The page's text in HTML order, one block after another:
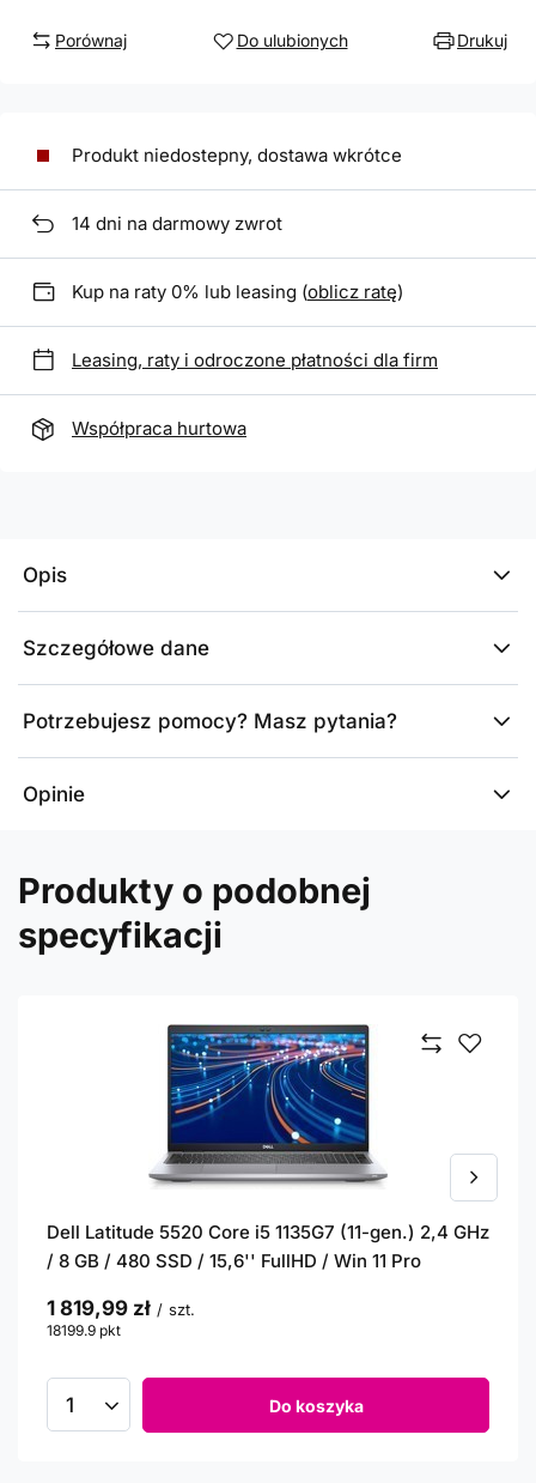
Porównaj Do ulubionych Drukuj
Produkt niedostepny, dostawa wkrótce
14 dni na darmowy zwrot
Kup na raty 0% lub leasing (oblicz ratę)
Leasing, raty i odroczone płatności dla firm
Współpraca hurtowa
Opis
Szczegółowe dane
Potrzebujesz pomocy? Masz pytania?
Opinie
Produkty o podobnej
specyfikacji
Dell Latitude 5520 Core i5 1135G7 (11-gen.) 2,4 GHz
/ 8 GB / 480 SSD / 15,6'' FullHD / Win 11 Pro
1 819,99 zł / szt.
18199.9 pkt
Do koszyka